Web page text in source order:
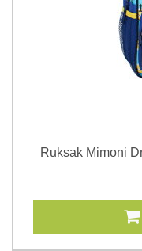
Ruksak Mimoni